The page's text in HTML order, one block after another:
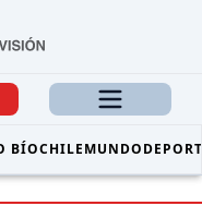
BÍOCHILEMUNDO